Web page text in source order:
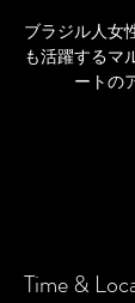
ブラジル人女
も活躍するマ
ートの
Time &